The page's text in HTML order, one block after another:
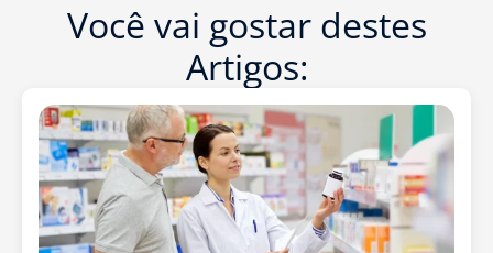
Você vai gostar destes
Artigos: